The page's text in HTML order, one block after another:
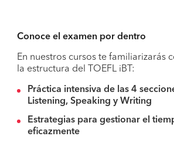
Conoce el examen por dentro
En nuestros cursos te familiarizarás
la estructura del TOEFL iBT:
Práctica intensiva de las 4
Listening, Speaking y Writing
Estrategias para gestionar el
eficazmente